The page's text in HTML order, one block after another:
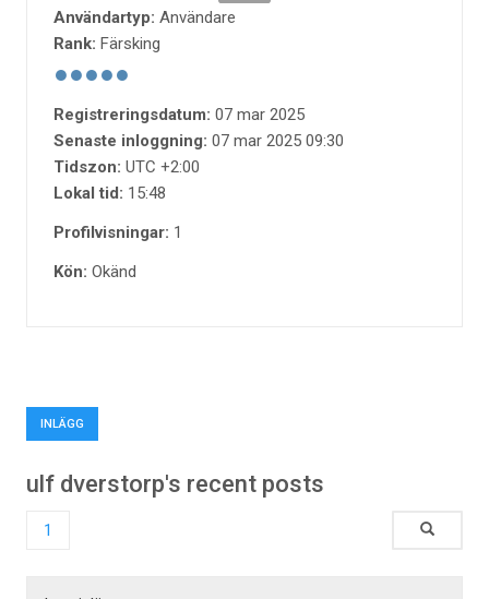
Användartyp: Användare
Rank: Färsking
Registreringsdatum: 07 mar 2025
Senaste inloggning: 07 mar 2025 09:30
Tidszon: UTC +2:00
Lokal tid: 15:48
Profilvisningar: 1
Kön: Okänd
INLÄGG
ulf dverstorp's recent posts
1